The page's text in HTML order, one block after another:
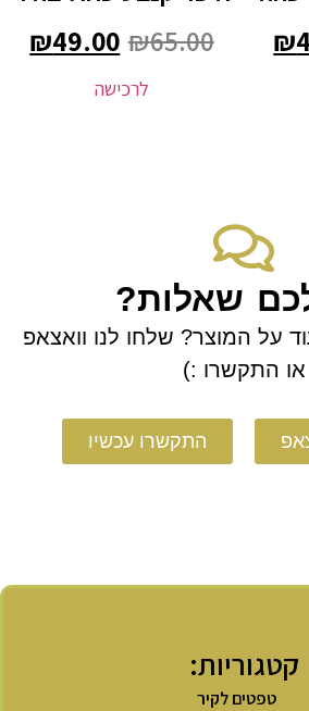
₪
₪65.00
₪49.00
לרכישה
שאלות?
על המוצר? שלחו לנו וואצאפ
או התקשרו :)
התקשרו עכשיו
קטגוריות:
טפטים לקיר